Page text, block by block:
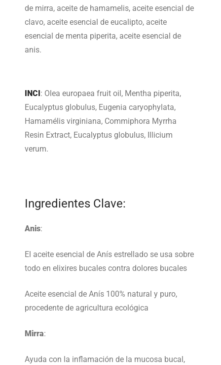
de mirra, aceite de hamamelis, aceite esencial de
clavo, aceite esencial de eucalipto, aceite
esencial de menta piperita, aceite esencial de
anis.
INCI: Olea europaea fruit oil, Mentha piperita,
Eucalyptus globulus, Eugenia caryophylata,
Hamamélis virginiana, Commiphora Myrrha
Resin Extract, Eucalyptus globulus, Illicium
verum.
Ingredientes Clave:
Anis:
El aceite esencial de Anís estrellado se usa sobre
todo en elixires bucales contra dolores bucales
Aceite esencial de Anís 100% natural y puro,
procedente de agricultura ecológica
Mirra:
Ayuda con la inflamación de la mucosa bucal,